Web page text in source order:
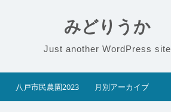
みどりうか
Just another WordPress site
八戸市民農園2023 月別アーカイブ